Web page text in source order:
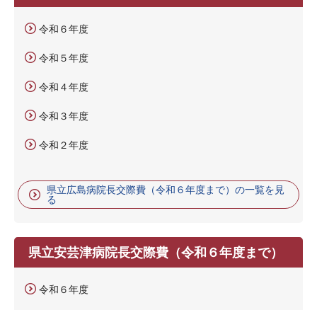
令和６年度
令和５年度
令和４年度
令和３年度
令和２年度
県立広島病院長交際費（令和６年度まで）の一覧を見
る
県立安芸津病院長交際費（令和６年度まで）
令和６年度